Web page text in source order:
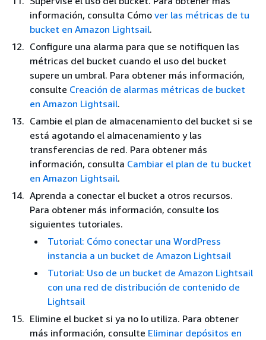
información, consulta Cómo ver las métricas de tu
bucket en Amazon Lightsail.
Configure una alarma para que se notifiquen las
métricas del bucket cuando el uso del bucket
supere un umbral. Para obtener más información,
consulte Creación de alarmas métricas de bucket
en Amazon Lightsail.
Cambie el plan de almacenamiento del bucket si se
está agotando el almacenamiento y las
transferencias de red. Para obtener más
información, consulta Cambiar el plan de tu bucket
en Amazon Lightsail.
Aprenda a conectar el bucket a otros recursos.
Para obtener más información, consulte los
siguientes tutoriales.
Tutorial: Cómo conectar una WordPress
instancia a un bucket de Amazon Lightsail
Tutorial: Uso de un bucket de Amazon Lightsail
con una red de distribución de contenido de
Lightsail
Elimine el bucket si ya no lo utiliza. Para obtener
más información, consulte Eliminar depósitos en